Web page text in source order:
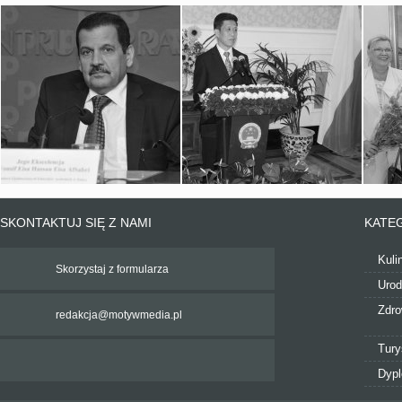
SKONTAKTUJ SIĘ Z NAMI
Skorzystaj z formularza
redakcja@motywmedia.pl